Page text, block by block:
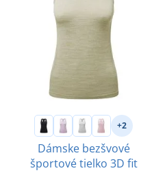
+2
Dámske bezšvové
športové tielko 3D fit